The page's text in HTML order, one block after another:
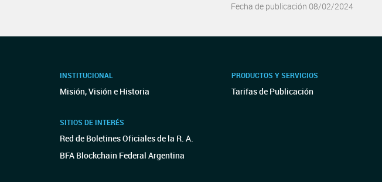
Fecha de publicación 08/02/2024
INSTITUCIONAL
Misión, Visión e Historia
SITIOS DE INTERÉS
Red de Boletines Oficiales de la R. A.
BFA Blockchain Federal Argentina
PRODUCTOS Y SERVICIOS
Tarifas de Publicación